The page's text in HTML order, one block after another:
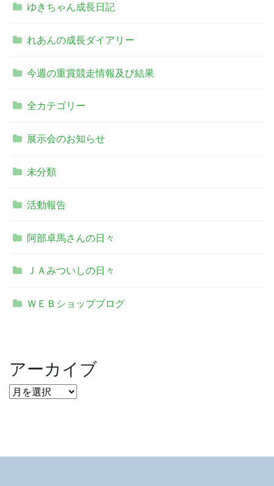
ゆきちゃん成長日記
れあんの成長ダイアリー
今週の重賞競走情報及び結果
全カテゴリー
展示会のお知らせ
未分類
活動報告
阿部卓馬さんの日々
ＪＡみついしの日々
ＷＥＢショップブログ
アーカイブ
ア